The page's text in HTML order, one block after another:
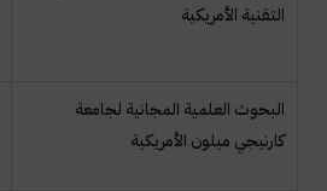
التقنية الأمريكية
البحوث العلمية المجانية لجامعة
كارنيجي ميلون الأمريكية